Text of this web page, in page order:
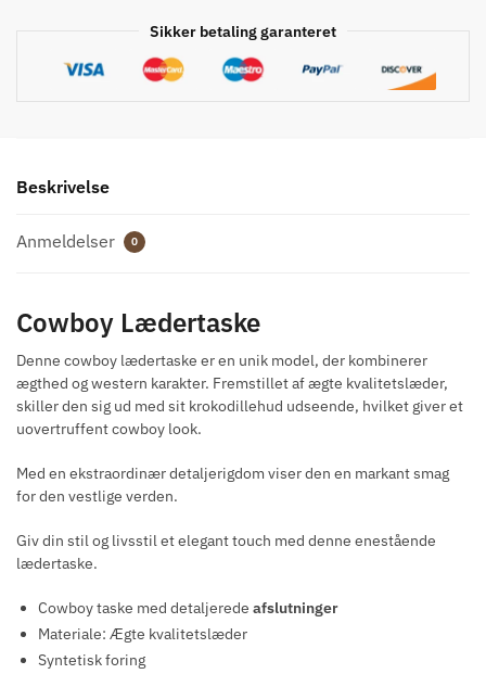
Sikker betaling garanteret
Beskrivelse
Anmeldelser 0
Cowboy Lædertaske
Denne cowboy lædertaske er en unik model, der kombinerer
ægthed og western karakter. Fremstillet af ægte kvalitetslæder,
skiller den sig ud med sit krokodillehud udseende, hvilket giver et
uovertruffent cowboy look.
Med en ekstraordinær detaljerigdom viser den en markant smag
for den vestlige verden.
Giv din stil og livsstil et elegant touch med denne enestående
lædertaske.
Cowboy taske med detaljerede afslutninger
Materiale: Ægte kvalitetslæder
Syntetisk foring